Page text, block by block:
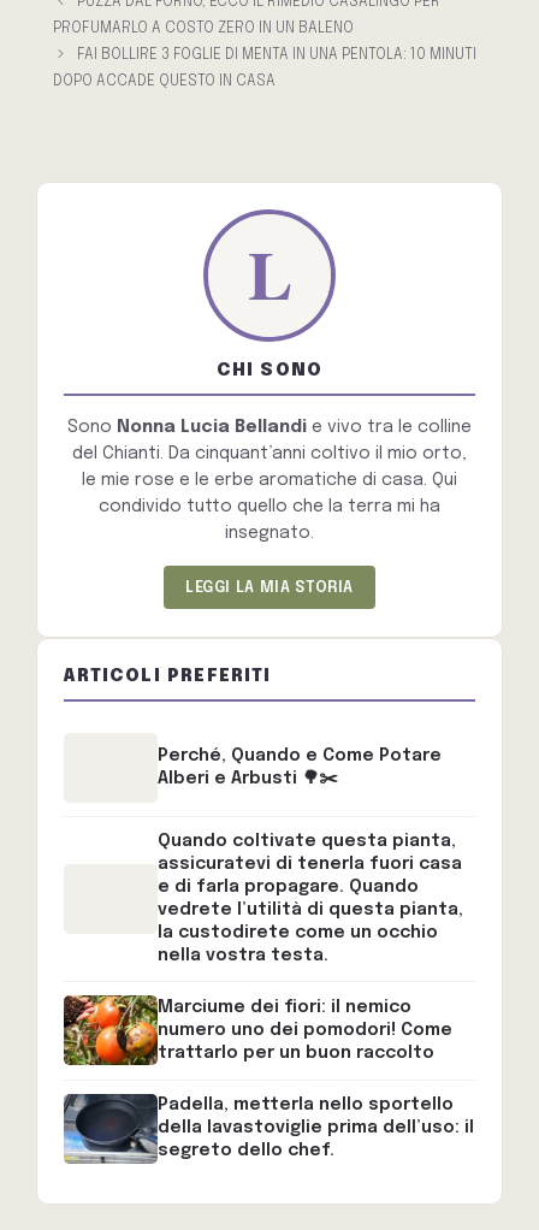
PROFUMARLO A COSTO ZERO IN UN BALENO
FAI BOLLIRE 3 FOGLIE DI MENTA IN UNA PENTOLA: 10 MINUTI
DOPO ACCADE QUESTO IN CASA
CHI SONO
Sono Nonna Lucia Bellandi e vivo tra le colline
del Chianti. Da cinquant’anni coltivo il mio orto,
le mie rose e le erbe aromatiche di casa. Qui
condivido tutto quello che la terra mi ha
insegnato.
LEGGI LA MIA STORIA
ARTICOLI PREFERITI
Perché, Quando e Come Potare
Alberi e Arbusti 🌳✂️
Quando coltivate questa pianta,
assicuratevi di tenerla fuori casa
e di farla propagare. Quando
vedrete l’utilità di questa pianta,
la custodirete come un occhio
nella vostra testa.
Marciume dei fiori: il nemico
numero uno dei pomodori! Come
trattarlo per un buon raccolto
Padella, metterla nello sportello
della lavastoviglie prima dell’uso: il
segreto dello chef.